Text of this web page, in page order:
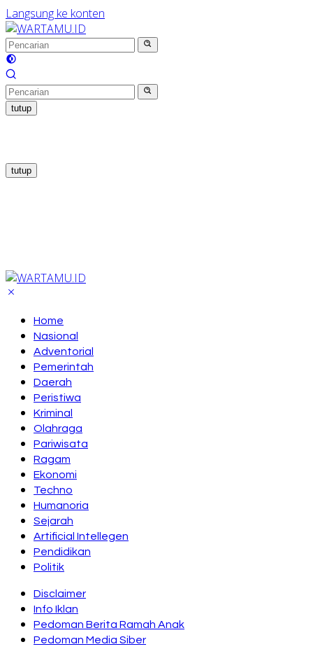
Langsung ke konten
tutup
tutup
Home
Nasional
Adventorial
Pemerintah
Daerah
Peristiwa
Kriminal
Olahraga
Pariwisata
Ragam
Ekonomi
Techno
Humanoria
Sejarah
Artificial Intellegen
Pendidikan
Politik
Disclaimer
Info Iklan
Pedoman Berita Ramah Anak
Pedoman Media Siber